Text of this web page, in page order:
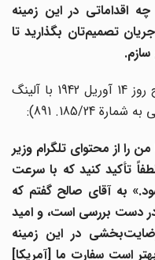
اقداماتی در این زمینه
تصمیمتان بگذارید تا
دو ماه گذشت و اتفاقی نیفتاد. صالح روز 14 آوریل 1942 با آلینگ
24. 891):
از محتوای تلگرام وزیر
تأکید کنید که با سرعت
به آقای صالح گفتم که
دست بررسی است، و امید
بخشی در این زمینه
است سفارت ما [آمریکا]